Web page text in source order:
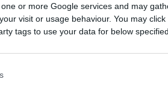
or more Google services and may
visit or usage behaviour. You may
tags to use your data for below